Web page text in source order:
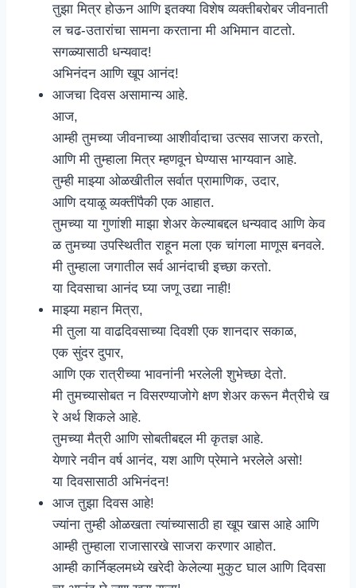
तुझा मित्र होऊन आणि इतक्या विशेष व्यक्तीबरोबर जीवनाती
ल चढ-उतारांचा सामना करताना मी अभिमान वाटतो.
सगळ्यासाठी धन्यवाद!
अभिनंदन आणि खूप आनंद!
आजचा दिवस असामान्य आहे.
आज,
आम्ही तुमच्या जीवनाच्या आशीर्वादाचा उत्सव साजरा करतो,
आणि मी तुम्हाला मित्र म्हणवून घेण्यास भाग्यवान आहे.
तुम्ही माझ्या ओळखीतील सर्वात प्रामाणिक, उदार,
आणि दयाळू व्यक्तींपैकी एक आहात.
तुमच्या या गुणांशी माझा शेअर केल्याबद्दल धन्यवाद आणि केव
ळ तुमच्या उपस्थितीत राहून मला एक चांगला माणूस बनवले.
मी तुम्हाला जगातील सर्व आनंदाची इच्छा करतो.
या दिवसाचा आनंद घ्या जणू उद्या नाही!
माझ्या महान मित्रा,
मी तुला या वाढदिवसाच्या दिवशी एक शानदार सकाळ,
एक सुंदर दुपार,
आणि एक रात्रीच्या भावनांनी भरलेली शुभेच्छा देतो.
मी तुमच्यासोबत न विसरण्याजोगे क्षण शेअर करून मैत्रीचे ख
रे अर्थ शिकले आहे.
तुमच्या मैत्री आणि सोबतीबद्दल मी कृतज्ञ आहे.
येणारे नवीन वर्ष आनंद, यश आणि प्रेमाने भरलेले असो!
या दिवसासाठी अभिनंदन!
आज तुझा दिवस आहे!
ज्यांना तुम्ही ओळखता त्यांच्यासाठी हा खूप खास आहे आणि
आम्ही तुम्हाला राजासारखे साजरा करणार आहोत.
आम्ही कार्निव्हलमध्ये खरेदी केलेल्या मुकुट घाल आणि दिवसा